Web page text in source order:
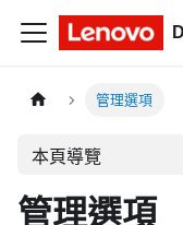
管理選項
本頁導覽
管理選項